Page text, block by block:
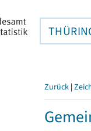
Zurück |